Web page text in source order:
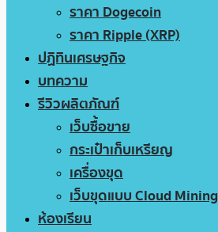
ราคา Dogecoin
ราคา Ripple (XRP)
ปฏิทินเศรษฐกิจ
บทความ
รีวิวผลิตภัณฑ์
เว็บซื้อขาย
กระเป๋าเก็บเหรียญ
เครื่องขุด
เว็บขุดแบบ Cloud Mining
ห้องเรียน